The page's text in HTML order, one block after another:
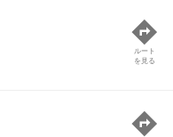
ルート
を見る